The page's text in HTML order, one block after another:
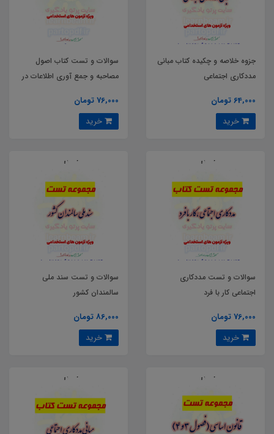
جزوه خلاصه و چکیده کتاب مبانی
مددکاری اجتماعی
64,000 تومان
سوالات و تست کتاب اصول
مصاحبه و جمع آوری اطلاعات در
76,000 تومان
سوالات و تست مددکاری
اجتماعی کار با فرد
76,000 تومان
سوالات و تست سند ملی
سالمندان کشور
86,000 تومان